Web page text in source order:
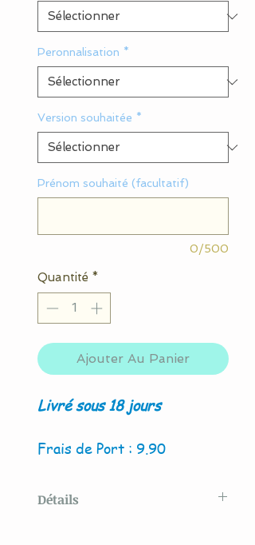
Peronnalisation *
Version souhaitée *
Prénom souhaité (facultatif)
0/500
Quantité *
Ajouter Au Panier
Livré sous 18 jours
Frais de Port : 9.90
Détails